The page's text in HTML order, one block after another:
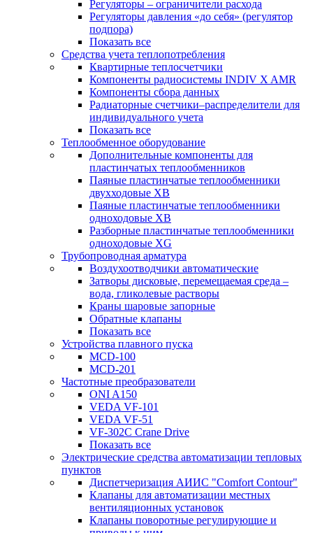
Регуляторы – ограничители расхода
Регуляторы давления «до себя» (регулятор
подпора)
Показать все
Средства учета теплопотребления
Квартирные теплосчетчики
Компоненты радиосистемы INDIV X AMR
Компоненты сбора данных
Радиаторные счетчики–распределители для
индивидуального учета
Показать все
Теплообменное оборудование
Дополнительные компоненты для
пластинчатых теплообменников
Паяные пластинчатые теплообменники
двухходовые XB
Паяные пластинчатые теплообменники
одноходовые ХВ
Разборные пластинчатые теплообменники
одноходовые ХG
Трубопроводная арматура
Воздухоотводчики автоматические
Затворы дисковые, перемещаемая среда –
вода, гликолевые растворы
Краны шаровые запорные
Обратные клапаны
Показать все
Устройства плавного пуска
MCD-100
MCD-201
Частотные преобразователи
ONI A150
VEDA VF-101
VEDA VF-51
VF-302C Crane Drive
Показать все
Электрические средства автоматизации тепловых
пунктов
Диспетчеризация АИИС "Comfort Contour"
Клапаны для автоматизации местных
вентиляционных установок
Клапаны поворотные регулирующие и